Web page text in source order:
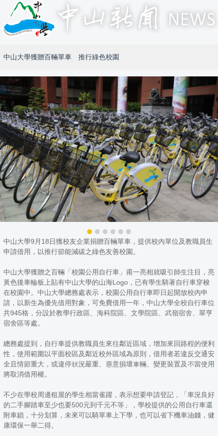
中山大學獲贈百輛單車 推行綠色校園
中山大學9月18日獲校友企業捐贈百輛單車，提供校內單位及教職員生
申請借用，以推行節能減碳之綠色友善校園。
中山大學獲贈之百輛「校園公用自行車」甫一亮相就吸引師生注目，亮
黃色後車輪板上貼有中山大學的山海Logo，已有學生騎著自行車穿梭
在校園中。中山大學總務處表示，校園公用自行車即日起開放校內申
請，以新生為優先借用對象，可免費借用一年，中山大學全校自行車位
共945格，分設於教學行政區、海科院區、文學院區、武嶺宿舍、翠亨
宿舍區等處。
總務處提到，自行車提供教職員生來往鄰近區域，增加來回路程的便利
性，使用範圍以平面校區及鄰近校外區域為原則，借用者若違反交通安
全且情節重大，或違停狀況嚴重、惡意損壞車輛、變更裝置及不當使用
將取消借用權。
不少在學校周邊租屋的學生相當雀躍，表示想要申請登記，「車況良好
的二手腳踏車至少也要500元到千元不等」，學校提供的公用自行車還
附車鎖，十分划算，未來可以騎單車上下學，也可以省下機車油錢，健
康環保一舉二得。